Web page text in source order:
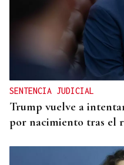
SENTENCIA JUDICIAL
Trump vuelve a
por nacimiento tras el